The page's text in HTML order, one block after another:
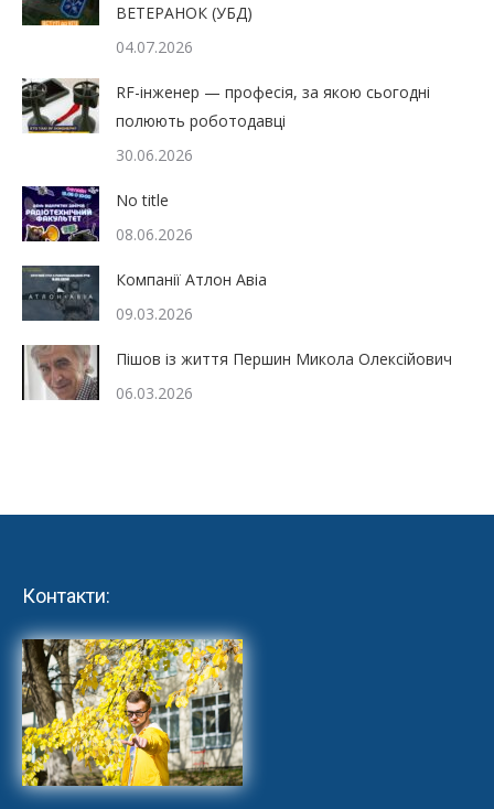
ВЕТЕРАНОК (УБД)
04.07.2026
RF-інженер — професія, за якою сьогодні
полюють роботодавці
30.06.2026
No title
08.06.2026
Компанії Атлон Авіа
09.03.2026
Пішов із життя Першин Микола Олексійович
06.03.2026
Контакти: